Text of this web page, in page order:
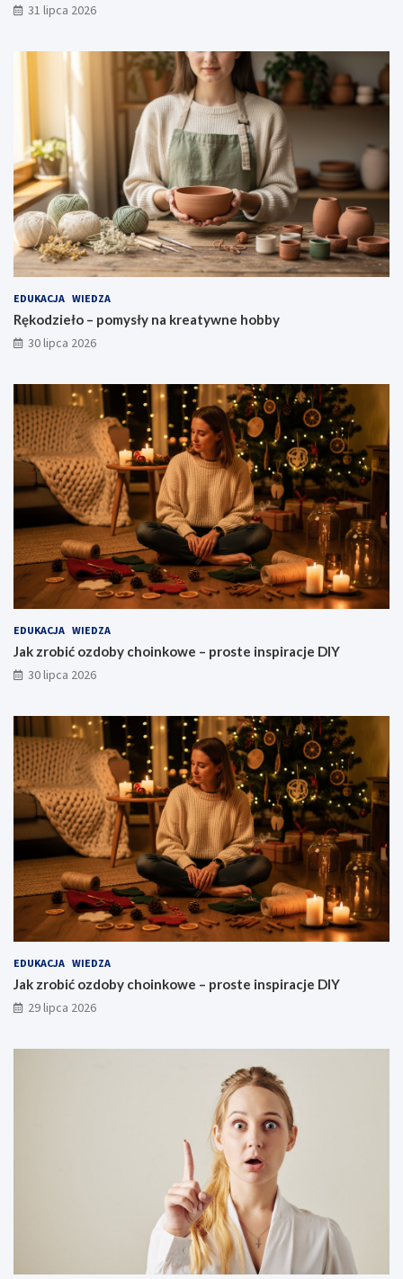
31 lipca 2026
EDUKACJA WIEDZA
Rękodzieło – pomysły na kreatywne hobby
30 lipca 2026
EDUKACJA WIEDZA
Jak zrobić ozdoby choinkowe – proste inspiracje DIY
30 lipca 2026
EDUKACJA WIEDZA
Jak zrobić ozdoby choinkowe – proste inspiracje DIY
29 lipca 2026